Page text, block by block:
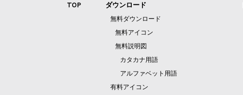
TOP ダウンロード
無料ダウンロード
無料アイコン
無料説明図
カタカナ用語
アルファベット用語
有料アイコン